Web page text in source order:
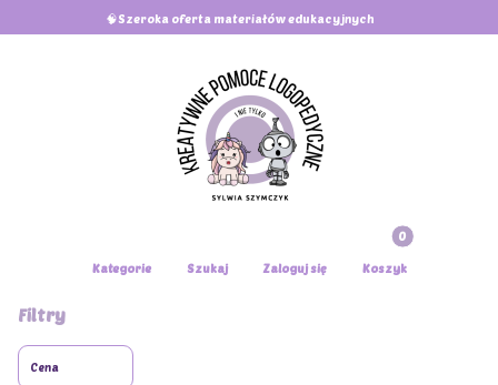
🧠Szeroka oferta materiałów edukacyjnych
Kategorie Szukaj Zaloguj się
Produkty w
Koszyk
Filtry
Cena